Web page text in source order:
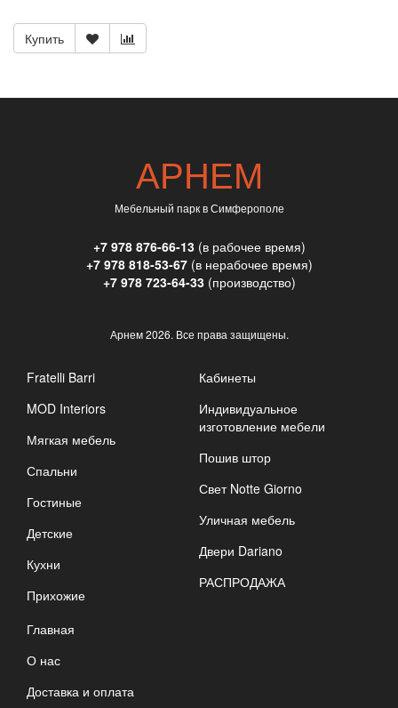
Купить
АРНЕМ
Мебельный парк в Симферополе
+7 978 876-66-13(в рабочее время)
+7 978 818-53-67(в нерабочее время)
+7 978 723-64-33(производство)
Арнем2026. Все права защищены.
Fratelli Barri
MOD Interiors
Мягкая мебель
Спальни
Гостиные
Детские
Кухни
Прихожие
Кабинеты
Индивидуальное
изготовление мебели
Пошив штор
Свет Notte Giorno
Уличная мебель
Двери Dariano
РАСПРОДАЖА
Главная
О нас
Доставка и оплата